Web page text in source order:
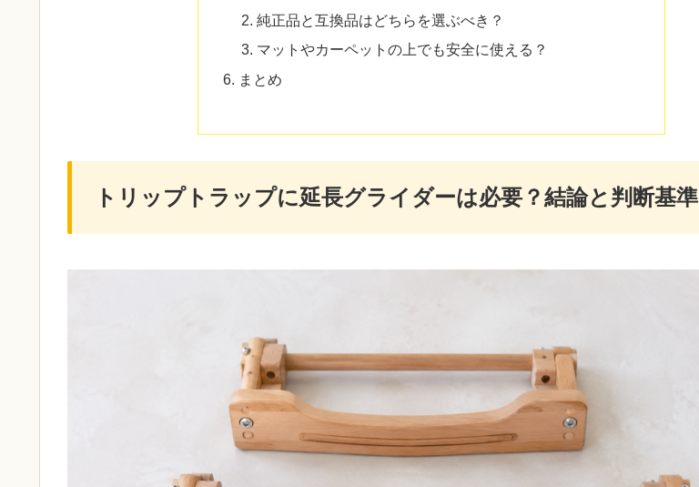
純正品と互換品はどちらを選ぶべき？
マットやカーペットの上でも安全に使える？
まとめ
トリップトラップに延長グライダーは必要？結論と判断基準